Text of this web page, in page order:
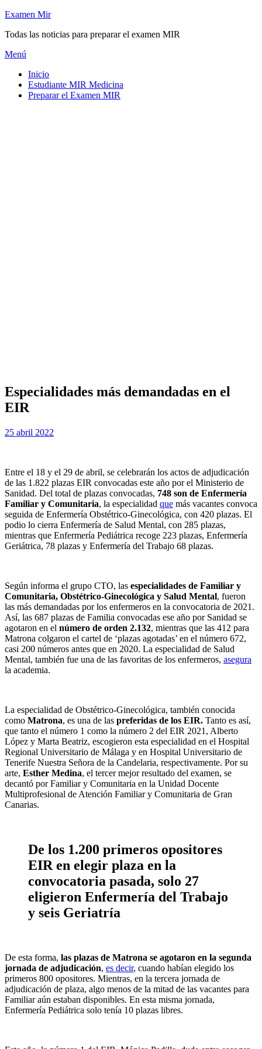
Saltar
contenido
Examen Mir
Todas las noticias para preparar el examen MIR
Menú
Inicio
Estudiante MIR Medicina
Preparar el Examen MIR
Especialidades más demandadas en el
EIR
porExamen MIR
Publicada
25 abril 2022
Entre el 18 y el 29 de abril, se celebrarán los actos de adjudicación
de las 1.822 plazas EIR convocadas este año por el Ministerio de
Sanidad. Del total de plazas convocadas, 748 son de Enfermería
Familiar y Comunitaria, la especialidad que más vacantes convoca
seguida de Enfermería Obstétrico-Ginecológica, con 420 plazas. El
podio lo cierra Enfermería de Salud Mental, con 285 plazas,
mientras que Enfermería Pediátrica recoge 223 plazas, Enfermería
Geriátrica, 78 plazas y Enfermería del Trabajo 68 plazas.
Según informa el grupo CTO, las especialidades de Familiar y
Comunitaria, Obstétrico-Ginecológica y Salud Mental, fueron
las más demandadas por los enfermeros en la convocatoria de 2021.
Así, las 687 plazas de Familia convocadas ese año por Sanidad se
agotaron en el número de orden 2.132, mientras que las 412 para
Matrona colgaron el cartel de ‘plazas agotadas’ en el número 672,
casi 200 números antes que en 2020. La especialidad de Salud
Mental, también fue una de las favoritas de los enfermeros, asegura
la academia.
La especialidad de Obstétrico-Ginecológica, también conocida
como Matrona, es una de las preferidas de los EIR. Tanto es así,
que tanto el número 1 como la número 2 del EIR 2021, Alberto
López y Marta Beatriz, escogieron esta especialidad en el Hospital
Regional Universitario de Málaga y en Hospital Universitario de
Tenerife Nuestra Señora de la Candelaria, respectivamente. Por su
arte, Esther Medina, el tercer mejor resultado del examen, se
decantó por Familiar y Comunitaria en la Unidad Docente
Multiprofesional de Atención Familiar y Comunitaria de Gran
Canarias.
De los 1.200 primeros opositores
EIR en elegir plaza en la
convocatoria pasada, solo 27
eligieron Enfermería del Trabajo
y seis Geriatría
De esta forma, las plazas de Matrona se agotaron en la segunda
jornada de adjudicación, es decir, cuando habían elegido los
primeros 800 opositores. Mientras, en la tercera jornada de
adjudicación de plaza, algo menos de la mitad de las vacantes para
Familiar aún estaban disponibles. En esta misma jornada,
Enfermería Pediátrica solo tenía 10 plazas libres.